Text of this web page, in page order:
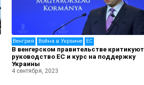
Венгрия Война в Украине ЕС
В венгерском правительстве критикуют
руководство ЕС и курс на поддержку
Украины
4 сентября, 2023